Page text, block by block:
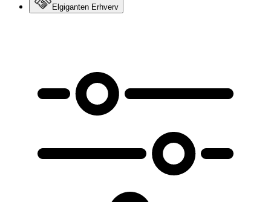
Elgiganten Erhverv